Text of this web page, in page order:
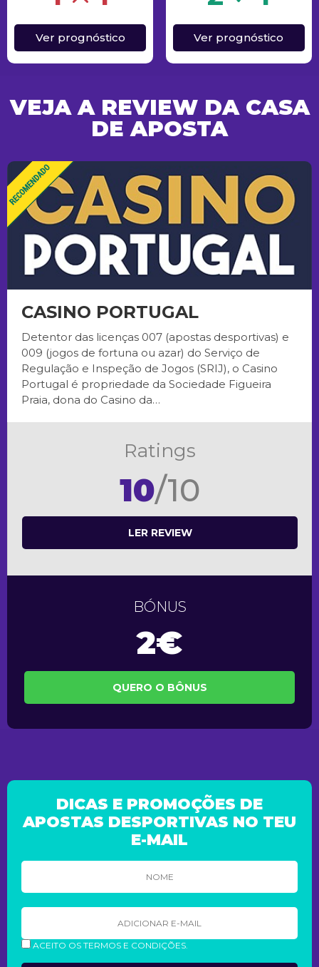
Ver prognóstico Ver prognóstico
VEJA A REVIEW DA CASA
DE APOSTA
CASINO PORTUGAL
Detentor das licenças 007 (apostas desportivas) e
009 (jogos de fortuna ou azar) do Serviço de
Regulação e Inspeção de Jogos (SRIJ), o Casino
Portugal é propriedade da Sociedade Figueira
Praia, dona do Casino da…
Ratings
10/10
LER REVIEW
BÓNUS
2€
QUERO O BÔNUS
DICAS E PROMOÇÕES DE
APOSTAS DESPORTIVAS NO TEU
E-MAIL
ACEITO OS TERMOS E CONDIÇÕES.